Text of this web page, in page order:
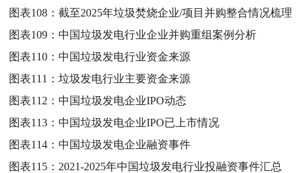
图表108：截至2025年垃圾焚烧企业/项目并购整合情况梳理
图表109：中国垃圾发电行业企业并购重组案例分析
图表110：中国垃圾发电行业资金来源
图表111：垃圾发电行业主要资金来源
图表112：中国垃圾发电企业IPO动态
图表113：中国垃圾发电企业IPO已上市情况
图表114：中国垃圾发电企业融资事件
图表115： 2021-2025年中国垃圾发电行业投融资事件汇总